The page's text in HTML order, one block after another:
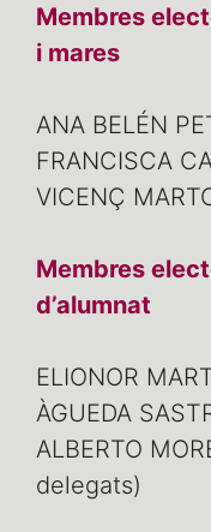
Membres
i mares
ANA BELÉN
FRANCISCA
VICENÇ
Membres
d’alumnat
ELIONOR
ÀGUEDA
ALBERTO
delegats)